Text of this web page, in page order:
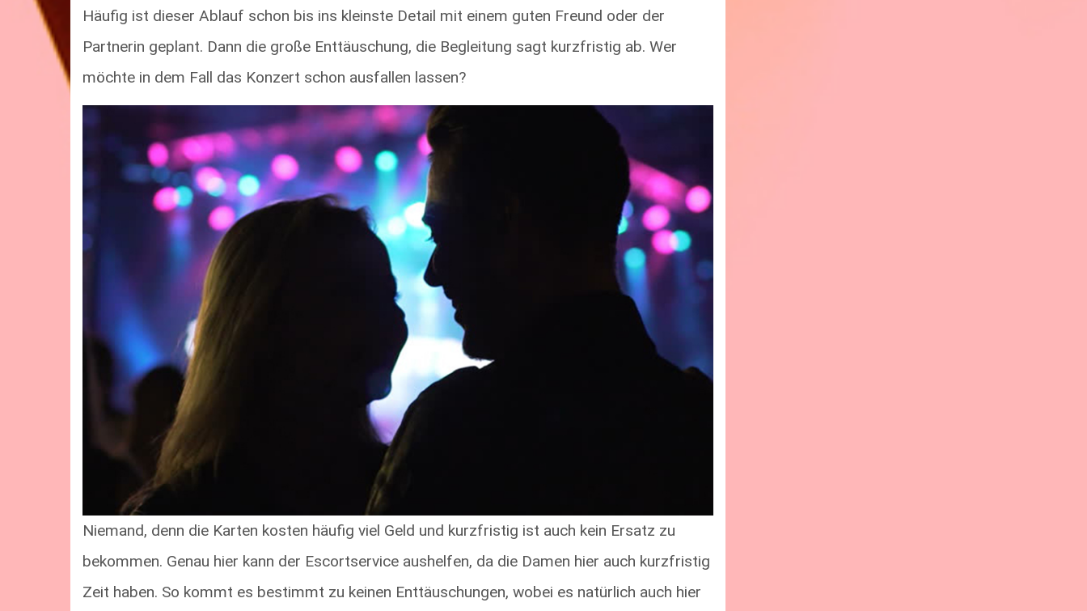
Häufig ist dieser Ablauf schon bis ins kleinste Detail mit einem guten Freund oder der
Partnerin geplant. Dann die große Enttäuschung, die Begleitung sagt kurzfristig ab. Wer
möchte in dem Fall das Konzert schon ausfallen lassen?
Niemand, denn die Karten kosten häufig viel Geld und kurzfristig ist auch kein Ersatz zu
bekommen. Genau hier kann der Escortservice aushelfen, da die Damen hier auch kurzfristig
Zeit haben. So kommt es bestimmt zu keinen Enttäuschungen, wobei es natürlich auch hier